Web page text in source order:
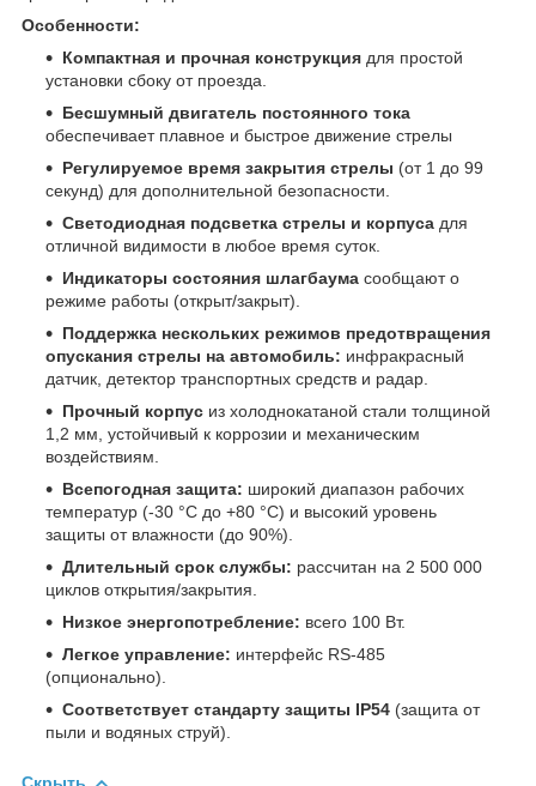
Особенности:
Компактная и прочная конструкция для простой
установки сбоку от проезда.
Бесшумный двигатель постоянного тока
обеспечивает плавное и быстрое движение стрелы
Регулируемое время закрытия стрелы (от 1 до 99
секунд) для дополнительной безопасности.
Светодиодная подсветка стрелы и корпуса для
отличной видимости в любое время суток.
Индикаторы состояния шлагбаума сообщают о
режиме работы (открыт/закрыт).
Поддержка нескольких режимов предотвращения
опускания стрелы на автомобиль: инфракрасный
датчик, детектор транспортных средств и радар.
Прочный корпус из холоднокатаной стали толщиной
1,2 мм, устойчивый к коррозии и механическим
воздействиям.
Всепогодная защита: широкий диапазон рабочих
температур (-30 °C до +80 °C) и высокий уровень
защиты от влажности (до 90%).
Длительный срок службы: рассчитан на 2 500 000
циклов открытия/закрытия.
Низкое энергопотребление: всего 100 Вт.
Легкое управление: интерфейс RS-485
(опционально).
Соответствует стандарту защиты IP54 (защита от
пыли и водяных струй).
Скрыть